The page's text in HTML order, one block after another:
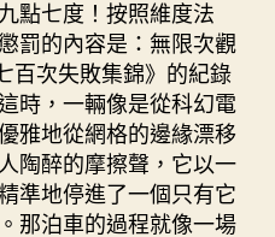
七度！按照維度法
罰的內容是：無限次觀
百次失敗集錦》的紀錄
時，一輛像是從科幻電
雅地從網格的邊緣漂移
陶醉的摩擦聲，它以一
準地停進了一個只有它
那泊車的過程就像一場